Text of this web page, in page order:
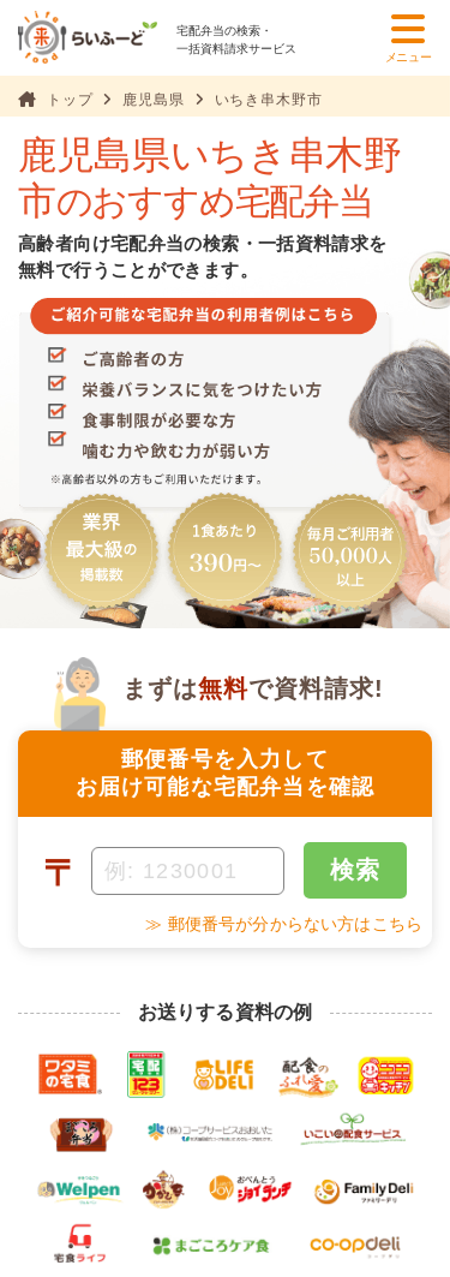
宅配弁当の検索・
一括資料請求サービス
メニュー
トップ 鹿児島県 いちき串木野市
鹿児島県いちき串木野
市のおすすめ宅配弁当
高齢者向け宅配弁当の検索・一括資料請求を
無料で行うことができます。
郵便番号を入力して
お届け可能な宅配弁当を確認
まずは無料で資料請求!
〒 検索
≫ 郵便番号が分からない方はこちら
お送りする資料の例